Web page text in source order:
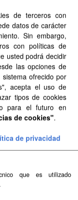
de La Palma
Naturales de la
y
ha contado con
de
Naturales de la
ha contado con
de
de terceros con
datos de carácter
Sin embargo,
con políticas de
usted podrá decidir
las opciones de
ofrecido por
acepta el uso de
tipos de cookies
para el futuro en
de cookies".
de privacidad
que es utilizado